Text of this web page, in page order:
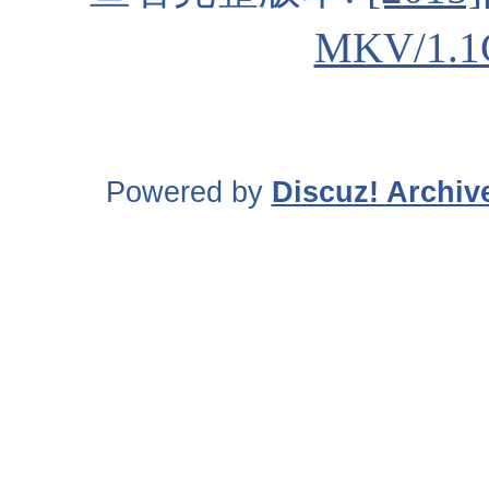
MKV/
Powered by Discuz!